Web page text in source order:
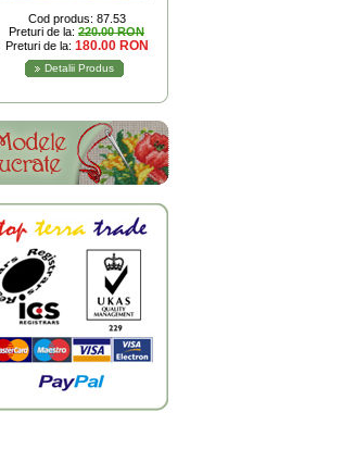
Cod produs: 87.53
Preturi de la: 220.00 RON
Preturi de la: 180.00 RON
Detalii Produs